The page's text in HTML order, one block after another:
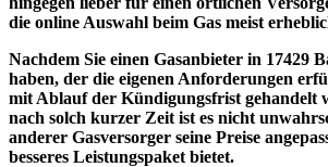
die online Auswahl beim Gas meist
Nachdem Sie einen Gasanbieter in 17429
haben, der die eigenen Anforderungen
mit Ablauf der Kündigungsfrist gehandelt
nach solch kurzer Zeit ist es nicht
anderer Gasversorger seine Preise
besseres Leistungspaket bietet.